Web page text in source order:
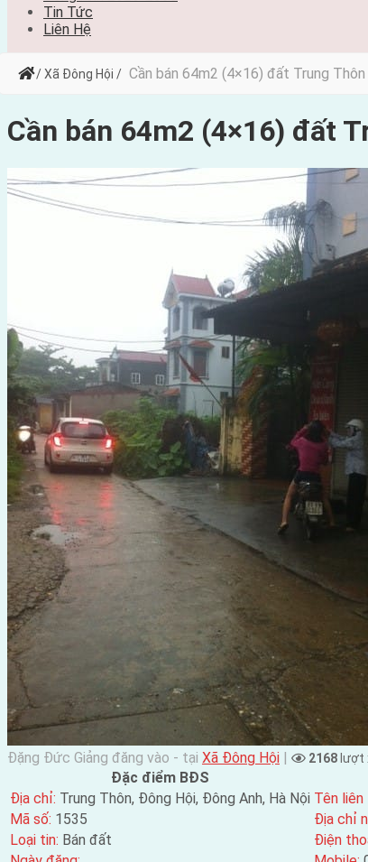
Tin Tức
Liên Hệ
/ Xã Đông Hội / Cần bán 64m2 (4×16) đất Trung
Cần bán 64m2 (4×16) đất
Đặng Đức Giảng đăng vào - tại Xã Đông Hội | 2168 lượt
Đặc điểm BĐS
Địa chỉ: Trung Thôn, Đông Hội, Đông Anh, Hà Nội Tên liên
Mã số: 1535 Địa chỉ
Loại tin: Bán đất Điện